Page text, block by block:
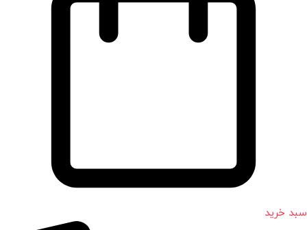
سبد خرید